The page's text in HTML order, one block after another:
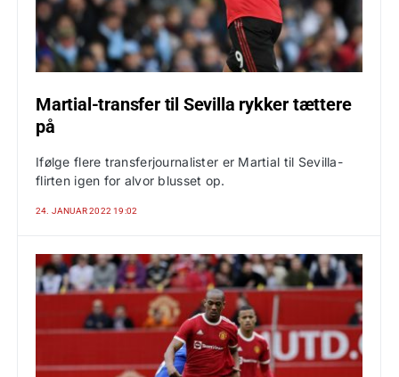
Martial-transfer til Sevilla rykker tættere
på
Ifølge flere transferjournalister er Martial til Sevilla-
flirten igen for alvor blusset op.
24. JANUAR 2022 19:02